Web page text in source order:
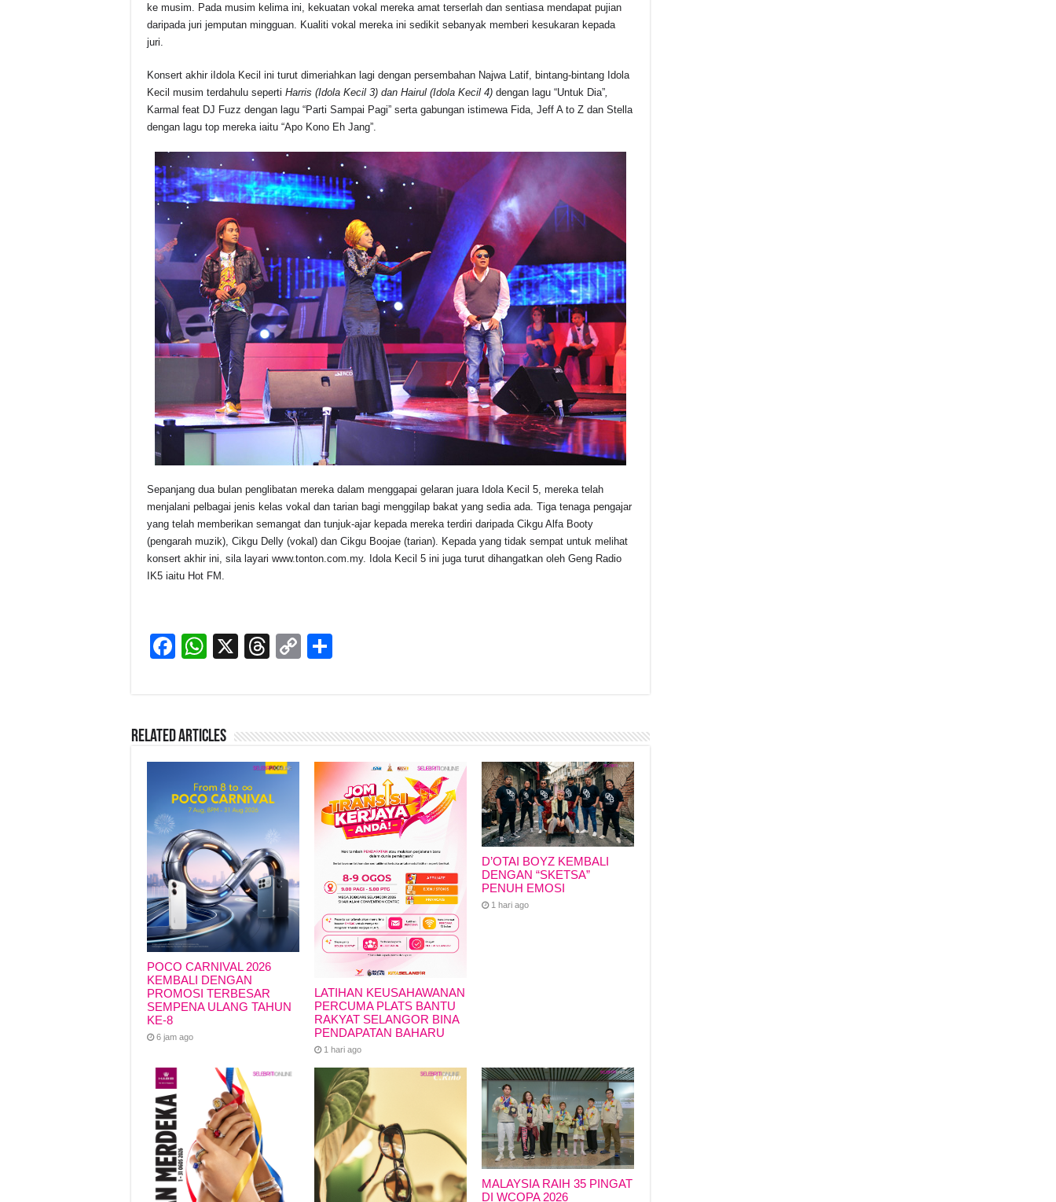
ke musim. Pada musim kelima ini, kekuatan vokal mereka amat terserlah dan sentiasa mendapat pujian
daripada juri jemputan mingguan. Kualiti vokal mereka ini sedikit sebanyak memberi kesukaran kepada
juri.
Konsert akhir iIdola Kecil ini turut dimeriahkan lagi dengan persembahan Najwa Latif, bintang-bintang Idola
Kecil musim terdahulu seperti Harris (Idola Kecil 3) dan Hairul (Idola Kecil 4) dengan lagu “Untuk Dia”
Karmal feat DJ Fuzz dengan lagu “Parti Sampai Pagi” serta gabungan istimewa Fida, Jeff A to Z dan Stella
dengan lagu top mereka iaitu “Apo Kono Eh Jang”.
Sepanjang dua bulan penglibatan mereka dalam menggapai gelaran juara Idola Kecil 5, mereka telah
menjalani pelbagai jenis kelas vokal dan tarian bagi menggilap bakat yang sedia ada. Tiga tenaga pengajar
yang telah memberikan semangat dan tunjuk-ajar kepada mereka terdiri daripada Cikgu Alfa Booty
(pengarah muzik), Cikgu Delly (vokal) dan Cikgu Boojae (tarian). Kepada yang tidak sempat untuk melihat
konsert akhir ini, sila layari www.tonton.com.my. Idola Kecil 5 ini juga turut dihangatkan oleh Geng Radio
IK5 iaitu Hot FM.
F
e
b
o
o
k
W
s
A
p
p
X
T
d
s
C
Li
n
Related Articles
POCO CARNIVAL 2026
KEMBALI DENGAN
PROMOSI TERBESAR
SEMPENA ULANG TAHUN
KE-8
6 jam ago
LATIHAN KEUSAHAWANAN
PERCUMA PLATS BANTU
RAKYAT SELANGOR BINA
PENDAPATAN BAHARU
1 hari ago
D’OTAI BOYZ KEMBALI
DENGAN “SKETSA”
PENUH EMOSI
1 hari ago
MALAYSIA RAIH 35 PINGAT
DI WCOPA 2026